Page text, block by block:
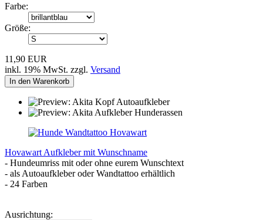
Farbe:
Größe:
11,90 EUR
inkl. 19% MwSt. zzgl. Versand
In den Warenkorb
Hovawart Aufkleber mit Wunschname
- Hundeumriss mit oder ohne eurem Wunschtext
- als Autoaufkleber oder Wandtattoo erhältlich
- 24 Farben
Ausrichtung: